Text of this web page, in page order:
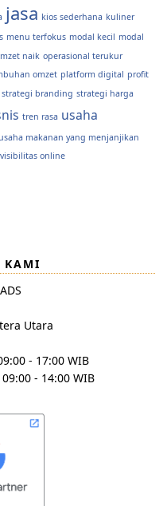
jasa kios sederhana kuliner
menu terfokus modal kecil modal
naik operasional terukur
omzet platform digital profit
strategi branding strategi harga
tren rasa usaha
makanan yang menjanjikan
visibilitas online
KAMI
Utara
- 17:00 WIB
- 14:00 WIB